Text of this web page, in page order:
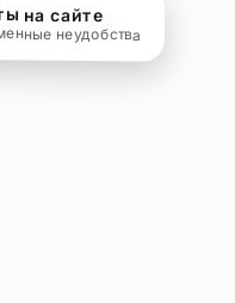
на сайте
неудобства